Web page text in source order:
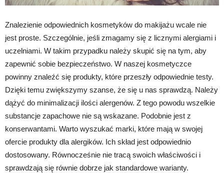
Znalezienie odpowiednich kosmetyków do makijażu wcale nie
jest proste. Szczególnie, jeśli zmagamy się z licznymi alergiami i
uczelniami. W takim przypadku należy skupić się na tym, aby
zapewnić sobie bezpieczeństwo. W naszej kosmetyczce
powinny znaleźć się produkty, które przeszły odpowiednie testy.
Dzięki temu zwiększymy szanse, że się u nas sprawdzą. Należy
dążyć do minimalizacji ilości alergenów. Z tego powodu wszelkie
substancje zapachowe nie są wskazane. Podobnie jest z
konserwantami. Warto wyszukać marki, które mają w swojej
ofercie produkty dla alergików. Ich skład jest odpowiednio
dostosowany. Równocześnie nie tracą swoich właściwości i
sprawdzają się równie dobrze jak standardowe warianty.